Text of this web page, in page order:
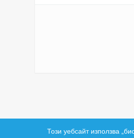
Този уебсайт използва